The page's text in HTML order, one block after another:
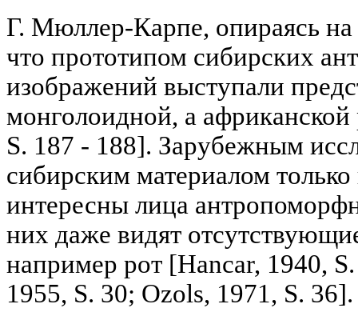
Г. Мюллер-Карпе, опираясь на
что прототипом сибирских
изображений выступали
монголоидной, а
S. 187 - 188]. Зарубежным
сибирским материалом
интересны лица
них даже видят
например рот [Hancar, 1940,
1955, S. 30; Ozols, 1971, S. 36].